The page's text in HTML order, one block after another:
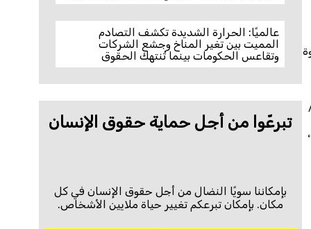
عالميًا: الحرارة الشديدة تكشف التصادم
المميت بين تغير المناخ وجشع الشركات
وتقاعس الحكومات بينما تُنتهك الحقوق
تبرعّوا من أجل حماية حقوق الإنسان
بإمكاننا سويًا النضال من أجل حقوق الإنسان في كل
مكان. بإمكان تبرعكم تغيير حياة ملايين الأشخاص.